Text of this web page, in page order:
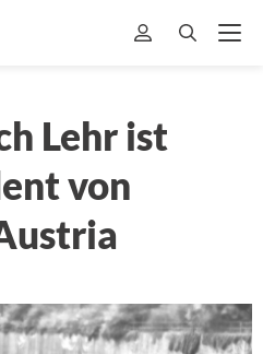
Lehr ist
von